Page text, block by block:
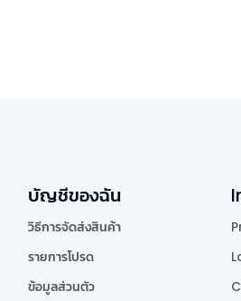
บัญชีของฉัน
วิธีการจัดส่งสินค้า
รายการโปรด
ข้อมูลส่วนตัว